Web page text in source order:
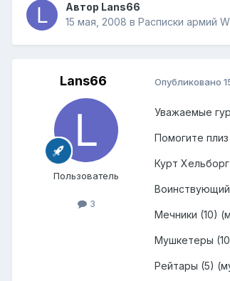
Автор Lans66
15 мая, 2008 в Расписки армий
Lans66
Пользователь
3
Опубликовано
Уважаемые
Помогите
Курт
Мечники (10)
Мушкетеры
Рейтары (5)